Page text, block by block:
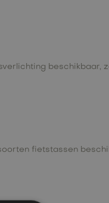
beschikbaar,
fietstassen